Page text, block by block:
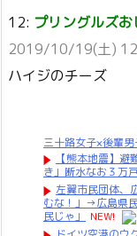
12: プリングルズ
2019/10/19(土)
ハイジのチーズ
三十路女子×後輩
【熊本地震】
き」断水なお３万
左翼市民団体、
むな！」→広島県
民じゃ」
NEW!